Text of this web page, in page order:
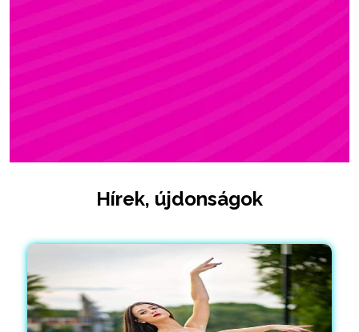
Hírek, újdonságok